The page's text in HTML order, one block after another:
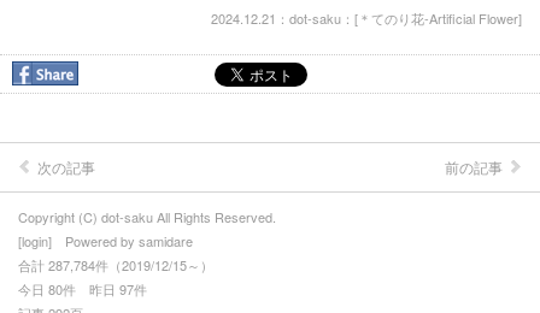
2024.12.21：dot-saku：[＊てのり花-Artificial Flower]
次の記事 前の記事
Copyright (C) dot-saku All Rights Reserved.
[login] Powered by samidare
合計 287,784件（2019/12/15～）
今日 80件 昨日 97件